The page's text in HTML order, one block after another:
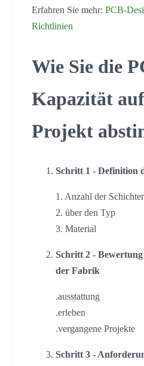
Erfahren Sie mehr: PCB-
Richtlinien
Wie Sie die
Kapazität
Projekt
Schritt 1 - Definition
1. Anzahl der
2. über den Typ
3. Material
Schritt 2 -
der Fabrik
.ausstattung
.erleben
.vergangene Projekte
Schritt 3 -